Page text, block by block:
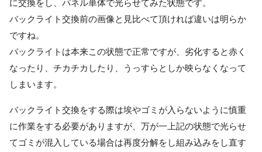
に交換をし、パネル単体で光らせてみた状態です。
バックライト交換前の画像と見比べて頂ければ違いは明らか
ですね。
バックライトは本来この状態で正常ですが、劣化すると赤く
なったり、チカチカしたり、うっすらとしか映らなくなって
しまいます。
バックライト交換をする際は埃やゴミが入らないように慎重
に作業をする必要がありますが、万が一上記の状態で光らせ
てゴミが混入している場合は再度分解をし組み込みをし直す